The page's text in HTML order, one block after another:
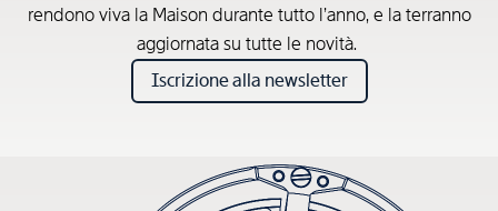
rendono viva la Maison durante tutto l’anno, e la terranno
aggiornata su tutte le novità.
Iscrizione alla newsletter